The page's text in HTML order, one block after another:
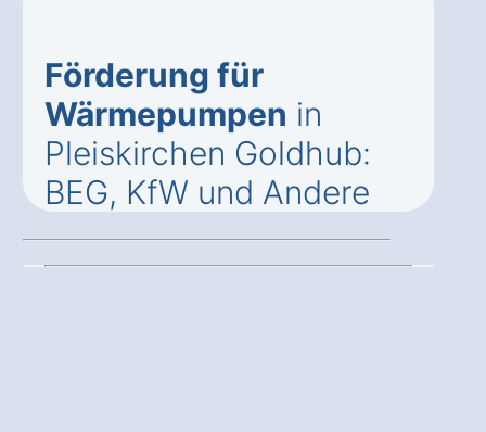
Förderung für
Wärmepumpen in
Pleiskirchen Goldhub:
BEG, KfW und Andere